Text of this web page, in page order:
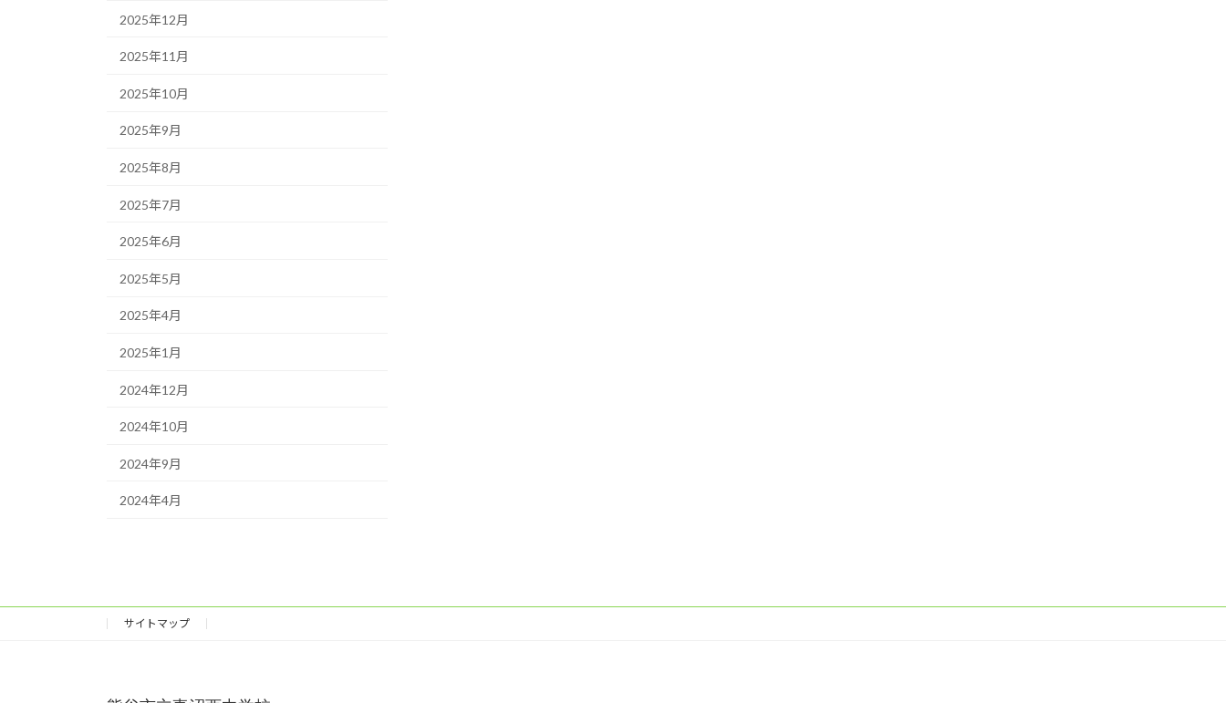
2025年12月
2025年11月
2025年10月
2025年9月
2025年8月
2025年7月
2025年6月
2025年5月
2025年4月
2025年1月
2024年12月
2024年10月
2024年9月
2024年4月
サイトマップ